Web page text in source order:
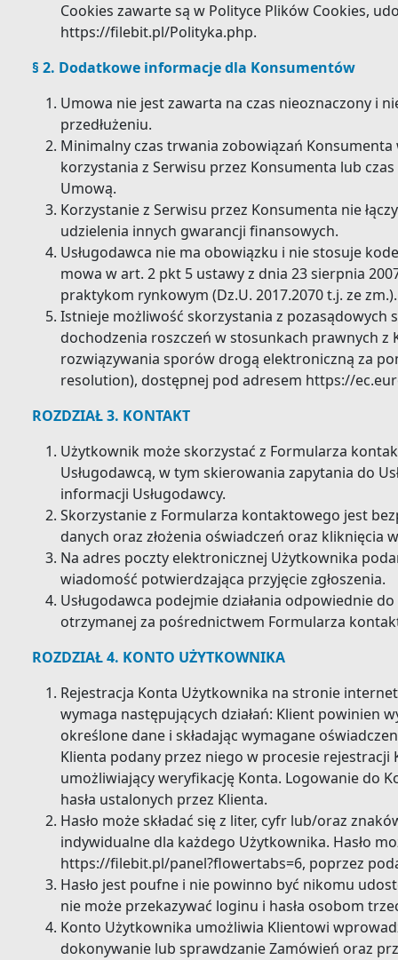
Cookies zawarte są w Polityce Plików Cookies,
https://filebit.pl/Polityka.php.
§ 2. Dodatkowe informacje dla Konsumentów
Umowa nie jest zawarta na czas nieoznaczony i
przedłużeniu.
Minimalny czas trwania zobowiązań
korzystania z Serwisu przez Konsumenta lub
Umową.
Korzystanie z Serwisu przez Konsumenta nie
udzielenia innych gwarancji finansowych.
Usługodawca nie ma obowiązku i nie stosuje
mowa w art. 2 pkt 5 ustawy z dnia 23 sierpnia
praktykom rynkowym (Dz.U. 2017.2070 t.j. ze zm.).
Istnieje możliwość skorzystania z
dochodzenia roszczeń w stosunkach prawnych
rozwiązywania sporów drogą elektroniczną za
resolution), dostępnej pod adresem https://
ROZDZIAŁ 3. KONTAKT
Użytkownik może skorzystać z Formularza
Usługodawcą, w tym skierowania zapytania do
informacji Usługodawcy.
Skorzystanie z Formularza kontaktowego jest
danych oraz złożenia oświadczeń oraz kliknięcia
Na adres poczty elektronicznej Użytkownika
wiadomość potwierdzająca przyjęcie zgłoszenia.
Usługodawca podejmie działania odpowiednie
otrzymanej za pośrednictwem Formularza
ROZDZIAŁ 4. KONTO UŻYTKOWNIKA
Rejestracja Konta Użytkownika na stronie
wymaga następujących działań: Klient powinien
określone dane i składając wymagane
Klienta podany przez niego w procesie rejestracji
umożliwiający weryfikację Konta. Logowanie do
hasła ustalonych przez Klienta.
Hasło może składać się z liter, cyfr lub/oraz
indywidualne dla każdego Użytkownika. Hasło
https://filebit.pl/panel?flowertabs=6, poprzez
Hasło jest poufne i nie powinno być nikomu
nie może przekazywać loginu i hasła osobom
Konto Użytkownika umożliwia Klientowi
dokonywanie lub sprawdzanie Zamówień oraz